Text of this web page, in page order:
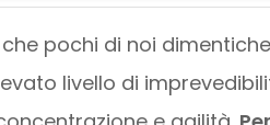
pochi di noi
livello di